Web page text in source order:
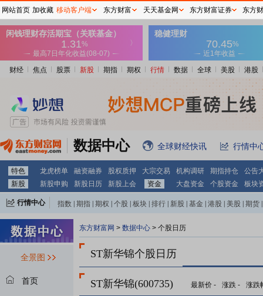
财经 焦点 股票 新股 期指 期权 行情 数据 全球 美股 港股
数据中心 全球财经快讯 行情中
特色 龙虎榜单 融资融券 股权质押 大宗交易 机构调研 期指持仓
公告
新股
新股申购 新股日历 新股上会 资金 大盘资金 个股资金 板块
行情中心 指数 期指 期权 个股 板块 排行 新股 基金 港股 美股 期货
全景图
首页
东方财富网 > 数据中心 > 个股日历
ST新华锦个股日历
ST新华锦(600735) 最新价 - 涨跌 - 涨跌
网站首页 加收藏 移动客户端 东方财富 天天基金网 东方财富证券 东方